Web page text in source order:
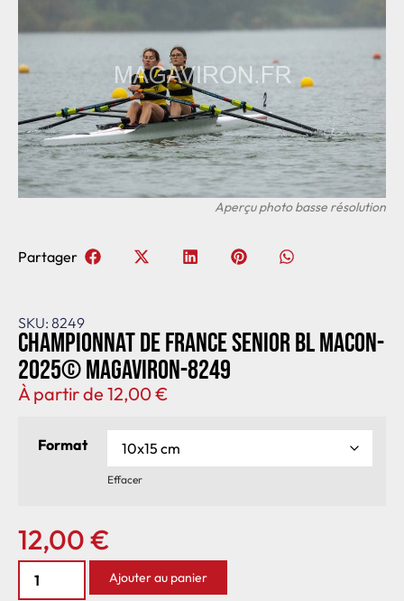
SKU: 8249
Championnat de France senior BL Macon-
2025© MagAviron-8249
À partir de 12,00€
Format
Effacer
12,00€
Ajouter au panier
Partager